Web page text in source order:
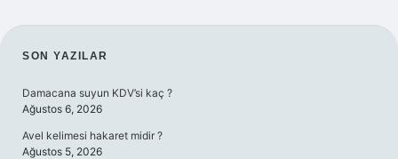
SIDEBAR
SON YAZILAR
Damacana suyun KDV’si kaç ?
Ağustos 6, 2026
Avel kelimesi hakaret midir ?
Ağustos 5, 2026